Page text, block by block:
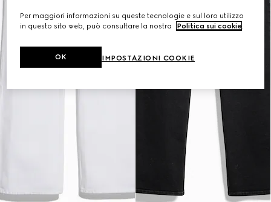
Per maggiori informazioni su queste tecnologie e sul loro utilizzo
in questo sito web, può consultare la nostra
Politica sui cookie
IMPOSTAZIONI COOKIE
OK